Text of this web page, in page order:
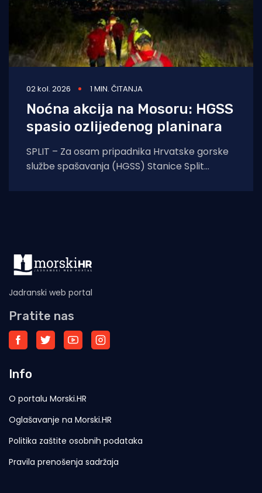
02 kol. 2026 1 MIN. ČITANJA
Noćna akcija na Mosoru: HGSS
spasio ozlijeđenog planinara
SPLIT – Za osam pripadnika Hrvatske gorske
službe spašavanja (HGSS) Stanice Split
Jadranski web portal
Pratite nas
Info
O portalu Morski.HR
Oglašavanje na Morski.HR
Politika zaštite osobnih podataka
Pravila prenošenja sadržaja